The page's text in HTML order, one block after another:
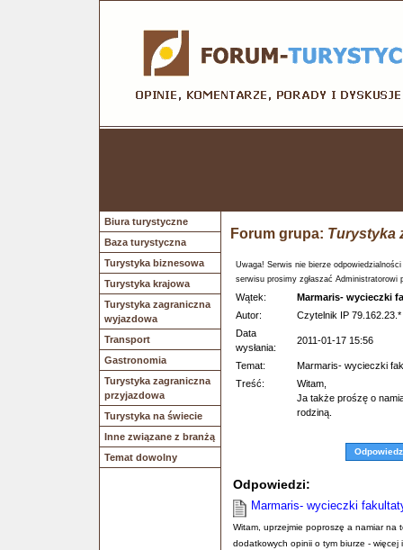
Biura turystyczne
Baza turystyczna
Turystyka biznesowa
Turystyka krajowa
Turystyka zagraniczna
wyjazdowa
Transport
Gastronomia
Turystyka zagraniczna
przyjazdowa
Turystyka na świecie
Inne związane z branżą
Temat dowolny
Forum grupa: Turystyka
Uwaga! Serwis nie bierze
serwisu prosimy zgłaszać Administratorowi
Wątek:
Marmaris- wycieczki
Autor:
Czytelnik IP 79.162.23.*
Data
wysłania:
2011-01-17 15:56
Temat:
Marmaris- wycieczki
Treść:
Witam,
Ja także prośzę o
rodziną.
Odpowiedz
Odpowiedzi:
Marmaris- wycieczki
Witam, uprzejmie poproszę a namiar na
dodatkowych opinii o tym biurze -